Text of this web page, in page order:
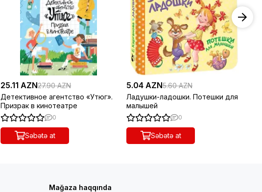
25.11 AZN27.90 AZN
Детективное агентство «Утюг».
Призрак в кинотеатре
0
Səbətə at
5.04 AZN5.60 AZN
Ладушки-ладошки. Потешки для
малышей
0
Səbətə at
Mağaza haqqında